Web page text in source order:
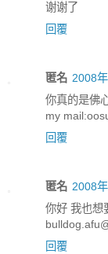
谢谢了
回覆
匿名 2008
你真的是佛
my
回覆
匿名 2008
你好 我也想
回覆